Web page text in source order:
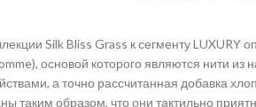
Silk Bliss Grass к сегменту LUXURY
основой которого являются нити
а точно рассчитанная добавка
таким образом, что они тактильно